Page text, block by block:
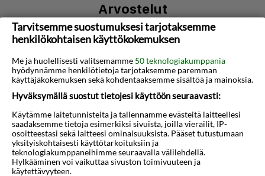
Arvostelut
| 4,1
Napsauta tätä nähdäksesi arvosteluja
Tietoja hotellista
N/A
Kartta
Tarvitsemme suostumuksesi tarjotaksemme
henkilökohtaisen käyttökokemuksen
Me ja huolellisesti valitsemamme 50 teknologiakumppania
hyödynnämme henkilötietoja tarjotaksemme paremman
käyttäjäkokemuksen sekä kohdentaaksemme sisältöä ja mainoksia.
Hyväksymällä suostut tietojesi käyttöön seuraavasti:
Käytämme laitetunnisteita ja tallennamme evästeitä laitteellesi
saadaksemme tietoja esimerkiksi sivuista, joilla vierailit, IP-
osoitteestasi sekä laitteesi ominaisuuksista. Pääset tutustumaan
yksityiskohtaisesti käyttötarkoituksiin ja
teknologiakumppaneihimme seuraavalla välilehdellä.
Hylkääminen voi vaikuttaa sivuston toimivuuteen ja
käytettävyyteen.